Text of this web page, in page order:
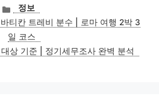
카
테
고
리
정보
티칸 트레비 분수 | 로마 여행 2박 3
일 코스
상 기준 | 정기세무조사 완벽 분석